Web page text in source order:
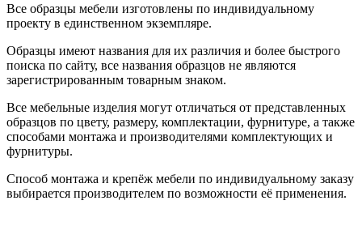
Все образцы мебели изготовлены по индивидуальному
проекту в единственном экземпляре.
Образцы имеют названия для их различия и более быстрого
поиска по сайту, все названия образцов не являются
зарегистрированным товарным знаком.
Все мебельные изделия могут отличаться от представленных
образцов по цвету, размеру, комплектации, фурнитуре, а также
способами монтажа и производителями комплектующих и
фурнитуры.
Способ монтажа и крепёж мебели по индивидуальному заказу
выбирается производителем по возможности её применения.